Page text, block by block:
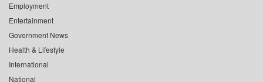
Employment
Entertainment
Government News
Health & Lifestyle
International
National